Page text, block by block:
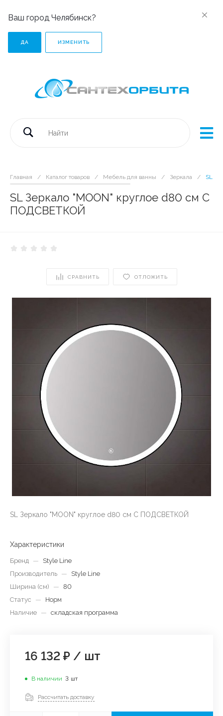
Ваш город Челябинск?
ДА ИЗМЕНИТЬ
Главная / Каталог товаров / Мебель для ванны / Зеркала / SL
SL Зеркало "MOON" круглое d80 см С
ПОДСВЕТКОЙ
СРАВНИТЬ ОТЛОЖИТЬ
SL Зеркало "MOON" круглое d80 см С ПОДСВЕТКОЙ
Характеристики
Бренд —
Style Line
Производитель —
Style Line
Ширина (см)
— 80
Статус
—
Норм
Наличие — складская программа
16 132 ₽ / шт
В наличии 3 шт
Рассчитать доставку